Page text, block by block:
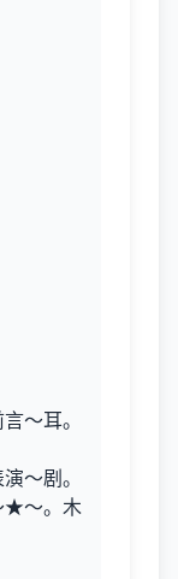
～耳。
～剧。
★～。木